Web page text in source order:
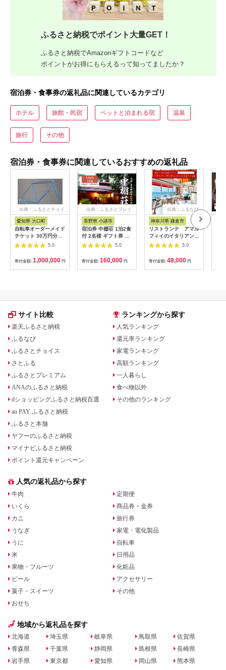
ふるさと納税でポイント大量GET！
ふるさと納税でAmazonギフトコードなど
ポイントがお得にもらえるって知ってましたか？
宿泊券・食事券の返礼品に関連しているカテゴリ
ホテル 旅館・民宿 ペットと泊まれる宿 温泉
旅行 その他
宿泊券・食事券に関連しているおすすめの返礼品
出典：ふるさとチョイ
愛知県 大口町
自転車オーダーメイド
チケット 30万円分
【1360365】
5.0
寄付金額: 1,000,000 円
出典：ふるさとプレミ
長野県 小諸市
宿泊券 中棚荘 1泊2食
付 2名様 ギフト券 チ
ケット 券 宿泊 旅行
5.0
寄付金額: 160,000 円
出典：ふるなび
神奈川県 鎌倉市
リストランテ アマル
フィイのイタリアンデ
ィナーコースA ペア
5.0
寄付金額: 48,000 円
サイト比較
楽天ふるさと納税
ふるなび
ふるさとチョイス
さとふる
ふるさとプレミアム
ANAのふるさと納税
dショッピングふるさと納税百選
au PAY ふるさと納税
ふるさと本舗
ヤフーのふるさと納税
マイナビふるさと納税
ポイント還元キャンペーン
ランキングから探す
人気ランキング
還元率ランキング
家電ランキング
高額ランキング
一人暮らし
食べ物以外
その他のランキング
人気の返礼品から探す
牛肉
いくら
カニ
うなぎ
うに
米
果物・フルーツ
ビール
菓子・スイーツ
おせち
定期便
商品券・金券
旅行券
家電・電化製品
自転車
日用品
化粧品
アクセサリー
その他
地域から返礼品を探す
北海道
青森県
岩手県
埼玉県
千葉県
東京都
岐阜県
静岡県
愛知県
鳥取県
島根県
岡山県
佐賀県
長崎県
熊本県